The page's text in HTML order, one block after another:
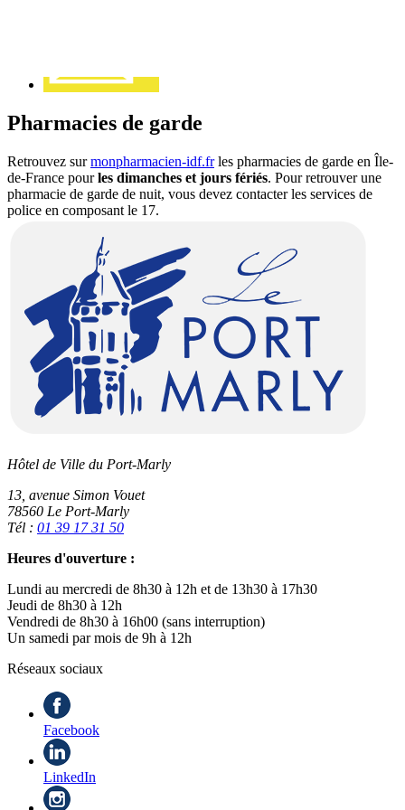
Pharmacies de garde
Retrouvez surmonpharmacien-idf.frles pharmacies de garde en Île-
de-France pourles dimanches et jours fériés. Pour retrouver une
pharmacie de garde de nuit, vous devez contacter les services de
police en composant le 17.
Hôtel de Ville du Port-Marly
13, avenue Simon Vouet
78560 Le Port-Marly
Tél : 01 39 17 31 50
Heures d'ouverture :
Lundi au mercredi de 8h30 à 12h et de 13h30 à 17h30
Jeudi de 8h30 à 12h
Vendredi de 8h30 à 16h00 (sans interruption)
Un samedi par mois de 9h à 12h
Réseaux sociaux
Facebook
LinkedIn